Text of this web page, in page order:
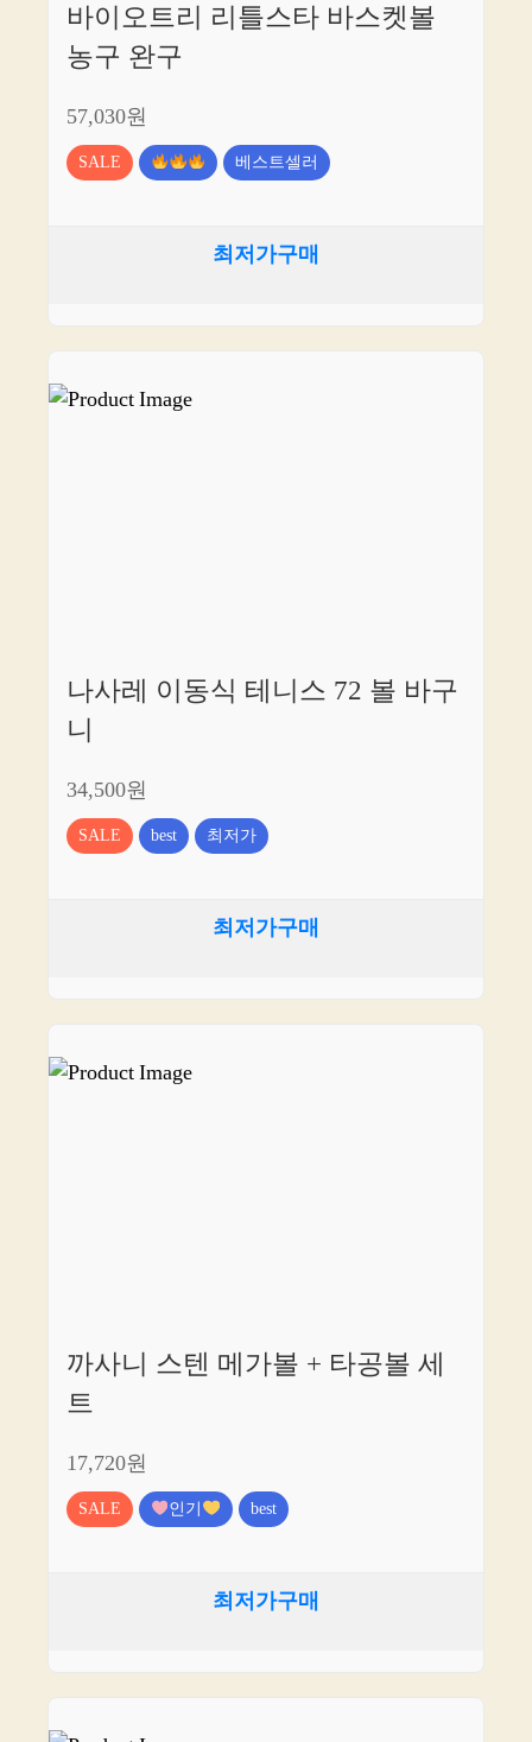
바이오트리 리틀스타 바스켓볼
농구 완구
57,030원
SALE 베스트셀러
최저가구매
나사레 이동식 테니스 72 볼 바구
니
34,500원
SALE best 최저가
최저가구매
까사니 스텐 메가볼 + 타공볼 세
트
17,720원
SALE 인기 best
최저가구매